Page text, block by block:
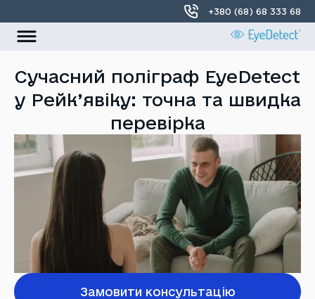
+380 (68) 68 333 68
Головна
Локації
Контакти
Сучасний поліграф EyeDetect
у Рейк’явіку: точна та швидка
перевірка
Замовити консультацію